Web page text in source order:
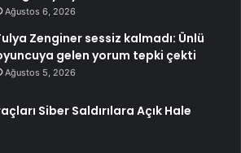
Ağustos 6, 2026
Zenginer sessiz kalmadı: Ünlü
gelen yorum tepki çekti
Ağustos 5, 2026
Siber Saldırılara Açık Hale